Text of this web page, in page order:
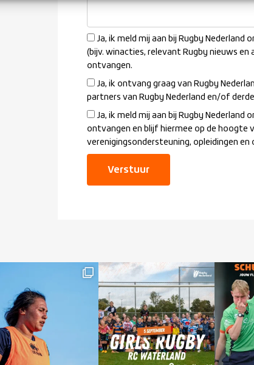
Ja, ik meld mij aan bij Rugby
(bijv. winacties, relevant Rugby nieuws
ontvangen.
Ja, ik ontvang graag van Rugby
partners van Rugby Nederland en/of
Ja, ik meld mij aan bij Rugby
ontvangen en blijf hiermee op de hoogte
verenigingsondersteuning, opleidingen
Verstuur